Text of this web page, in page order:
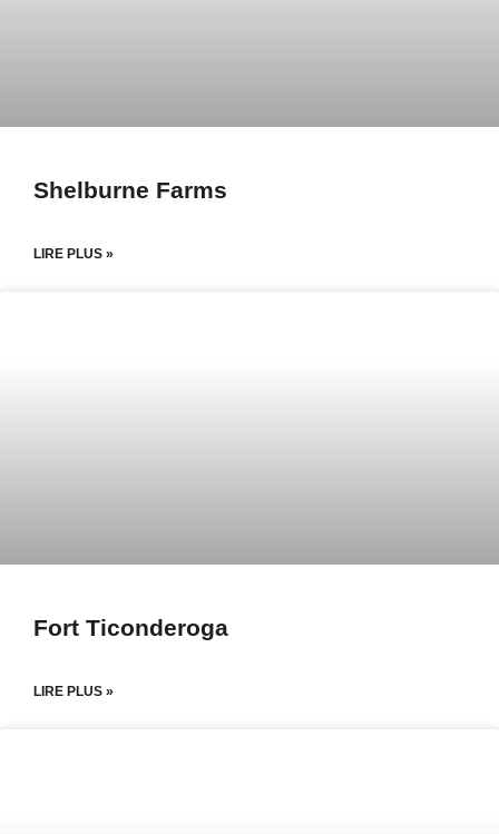
Shelburne Farms
LIRE PLUS »
Fort Ticonderoga
LIRE PLUS »